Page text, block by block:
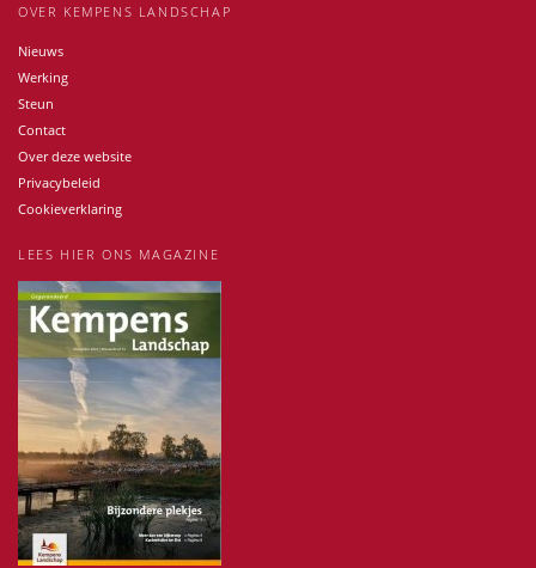
OVER KEMPENS LANDSCHAP
Nieuws
Werking
Steun
Contact
Over deze website
Privacybeleid
Cookieverklaring
LEES HIER ONS MAGAZINE